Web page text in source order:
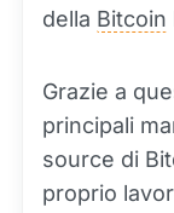
della Bitcoin
Grazie a
principali
source di
proprio